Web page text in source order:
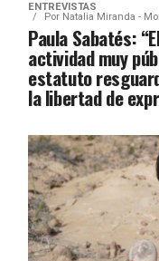
ENTREVISTAS
Por Natalia Miranda -
Paula Sabatés:
actividad muy
estatuto
la libertad de